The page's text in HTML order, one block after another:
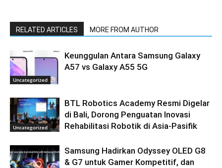
RELATED ARTICLES MORE FROM AUTHOR
Uncategorized
Keunggulan Antara Samsung Galaxy
A57 vs Galaxy A55 5G
Uncategorized
BTL Robotics Academy Resmi Digelar
di Bali, Dorong Penguatan Inovasi
Rehabilitasi Robotik di Asia-Pasifik
Samsung Hadirkan Odyssey OLED G8
& G7 untuk Gamer Kompetitif, dan